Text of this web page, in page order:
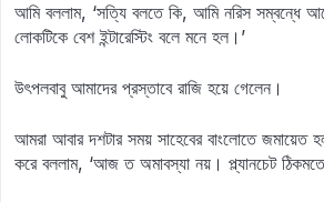
আমি বললাম, ‘সত্যি বলতে কি, আমি নরিস সম্বন্ধে
লোকটিকে বেশ ইন্টারেস্টিং বলে মনে হল।’
উৎপলবাবু আমাদের প্রস্তাবে রাজি হয়ে গেলেন।
আমরা আবার দশটার সময় সাহেবের বাংলোতে জমায়েত
করে বললাম, ‘আজ ত অমাবস্যা নয়। প্ল্যানচেট